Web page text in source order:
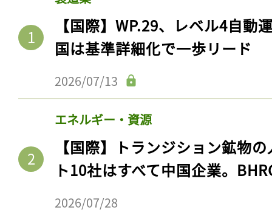
【国際】WP.29、レベル4自動
国は基準詳細化で一歩リード
2026/07/13
エネルギー・資源
【国際】トランジション鉱物
ト10社はすべて中国企業。
2026/07/28